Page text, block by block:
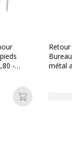
-
Ajouter au
métal